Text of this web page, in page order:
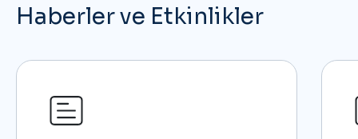
Haberler ve Etkinlikler